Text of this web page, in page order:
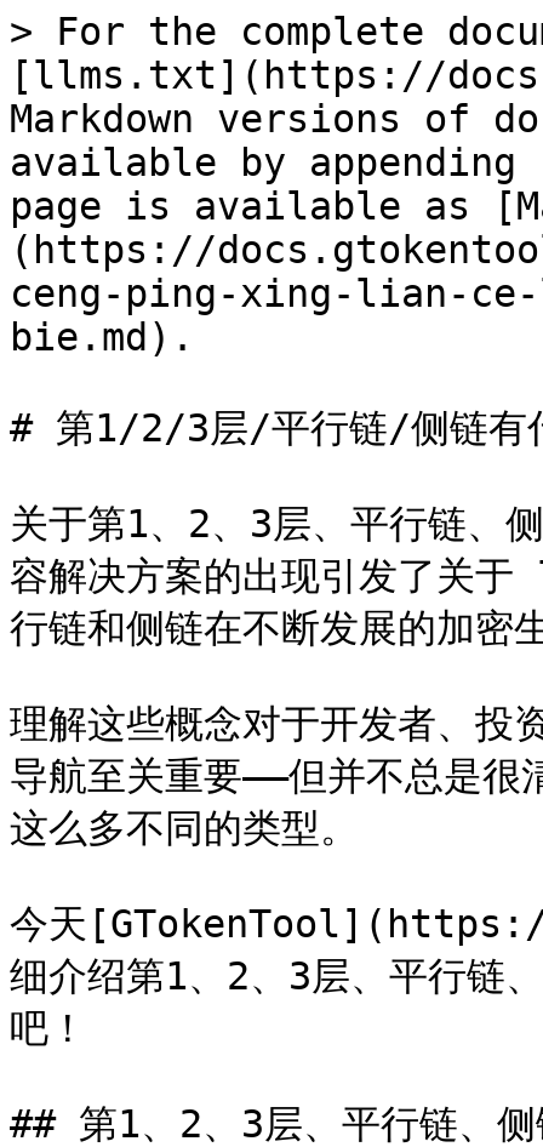
> For the complete
[llms.txt](https://
Markdown versions of
available by
page is available as
(https://
ceng-ping-xing-lian-ce-
bie.md).
# 第1/2/3层/平行链/侧链有
关于第1、2、3层、平行链、
容解决方案的出现引发了
行链和侧链在不断发展的加密
理解这些概念对于开发者、投
导航至关重要——但并不总是很
这么多不同的类型。
今天
细介绍第1、2、3层、平行链
吧！
## 第1、2、3层、平行链、侧